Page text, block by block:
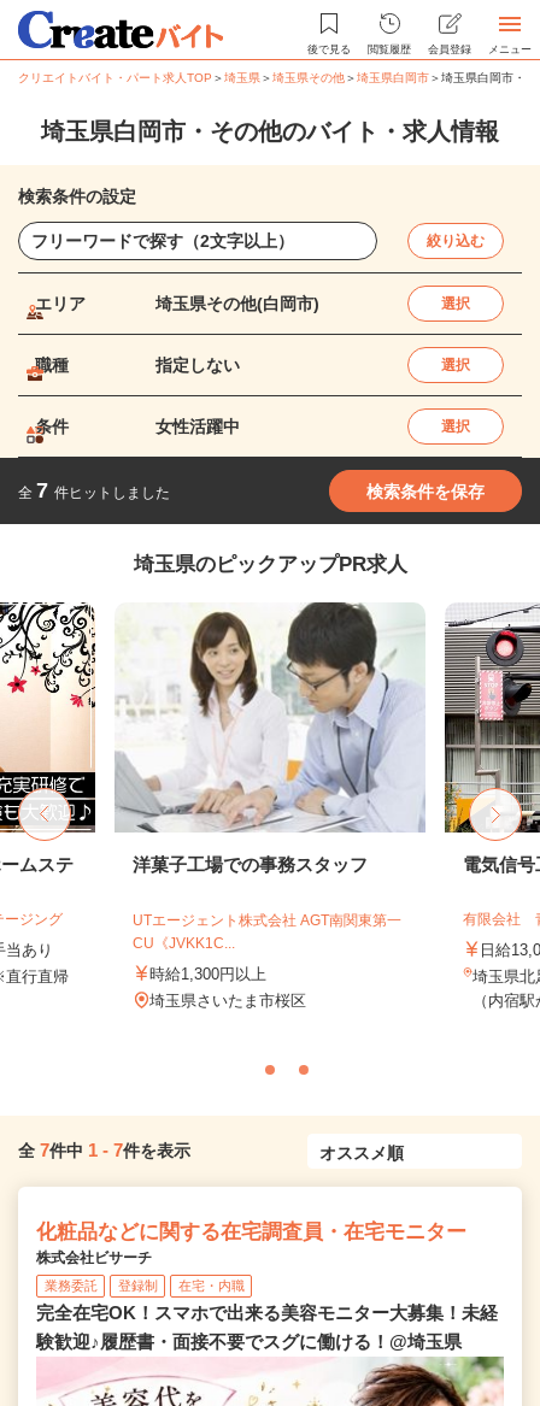
後で見る 閲覧履歴 会員登録 メニュー
クリエイトバイト・パート求人TOP ＞埼玉県＞埼玉県その他＞埼玉県白岡市＞埼玉県白岡市・
埼玉県白岡市・その他のバイト・求人情報
検索条件の設定
絞り込む
エリア 埼玉県その他(白岡市) 選択
職種 指定しない 選択
条件 女性活躍中 選択
全 7 件ヒットしました 検索条件を保存
埼玉県のピックアップPR求人
ムステ
ージング
あり
行直帰
洋菓子工場での事務スタッフ
UTエージェント株式会社 AGT南関東第一
CU《JVKK1C...
時給1,300円以上
埼玉県さいたま市桜区
電気信
有限会社
日給
埼玉県北
（内宿
全 7件中 1 - 7件を表示
化粧品などに関する在宅調査員・在宅モニター
株式会社ビサーチ
業務委託 登録制 在宅・内職
完全在宅OK！スマホで出来る美容モニター大募集！未経
験歓迎♪履歴書・面接不要でスグに働ける！@埼玉県